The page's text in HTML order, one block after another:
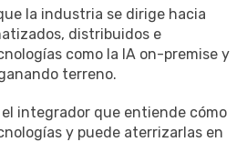
la industria se dirige hacia
distribuidos e
como la IA on-premise y
terreno.
el integrador que entiende cómo
y puede aterrizarlas en